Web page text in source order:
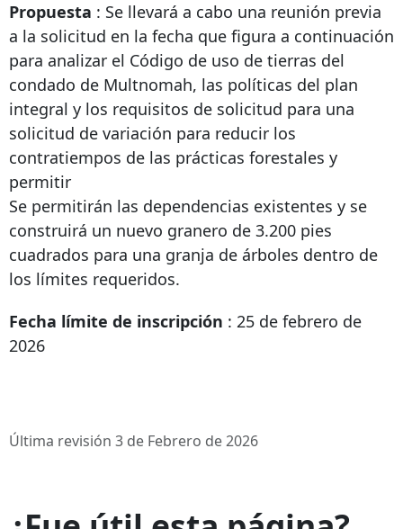
Propuesta : Se llevará a cabo una reunión previa
a la solicitud en la fecha que figura a continuación
para analizar el Código de uso de tierras del
condado de Multnomah, las políticas del plan
integral y los requisitos de solicitud para una
solicitud de variación para reducir los
contratiempos de las prácticas forestales y
permitir
Se permitirán las dependencias existentes y se
construirá un nuevo granero de 3.200 pies
cuadrados para una granja de árboles dentro de
los límites requeridos.
Fecha límite de inscripción : 25 de febrero de
2026
Última revisión 3 de Febrero de 2026